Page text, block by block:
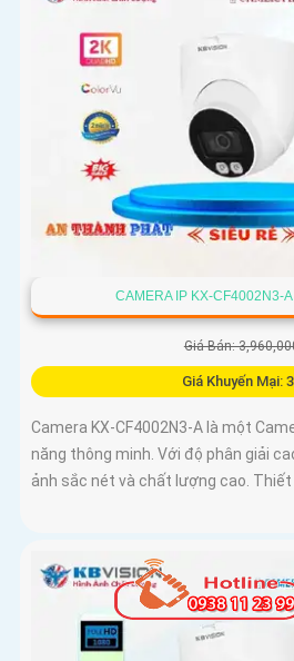
CAMERA IP KX-CF4002N3-
Giá Bán:
Giá Khuyến Mại:
Camera KX-CF4002N3-A là một
năng thông minh. Với độ phân giải
ảnh sắc nét và chất lượng cao. Thiết